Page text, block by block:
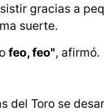
gracias a
suerte.
feo, feo", afirmó.
del Toro se